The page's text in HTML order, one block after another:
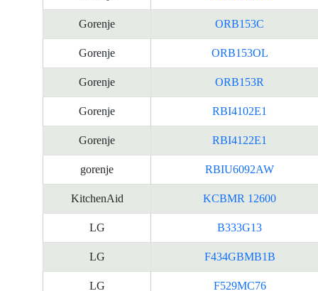
Gorenje ORB153C
Gorenje ORB153OL
Gorenje ORB153R
Gorenje RBI4102E1
Gorenje RBI4122E1
gorenje RBIU6092AW
KitchenAid KCBMR 12600
LG B333G13
LG F434GBMB1B
LG F529MC76